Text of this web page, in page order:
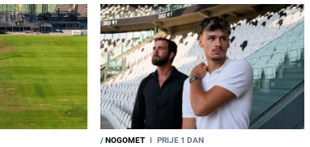
/NOGOMET I PRIJE 1 DAN